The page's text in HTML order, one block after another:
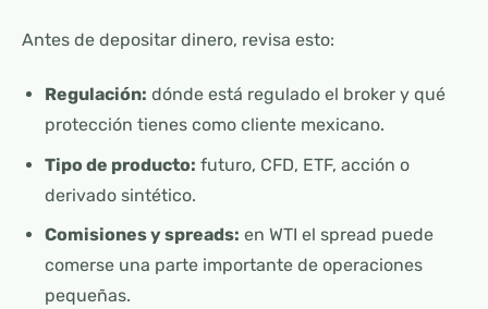
Antes de depositar dinero, revisa esto:
Regulación: dónde está regulado el broker y qué
protección tienes como cliente mexicano.
Tipo de producto: futuro, CFD, ETF, acción o
derivado sintético.
Comisiones y spreads: en WTI el spread puede
comerse una parte importante de operaciones
pequeñas.